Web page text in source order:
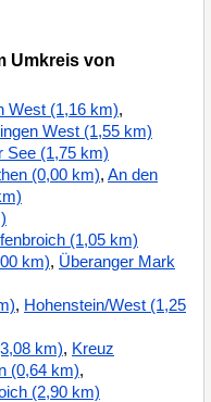
Umkreis von
West (1,16 km),
West (1,55 km)
See (1,75 km)
(0,00 km), An den
(1,05 km)
km), Überanger Mark
, Hohenstein/West (1,25
km), Kreuz
(0,64 km),
(2,90 km)